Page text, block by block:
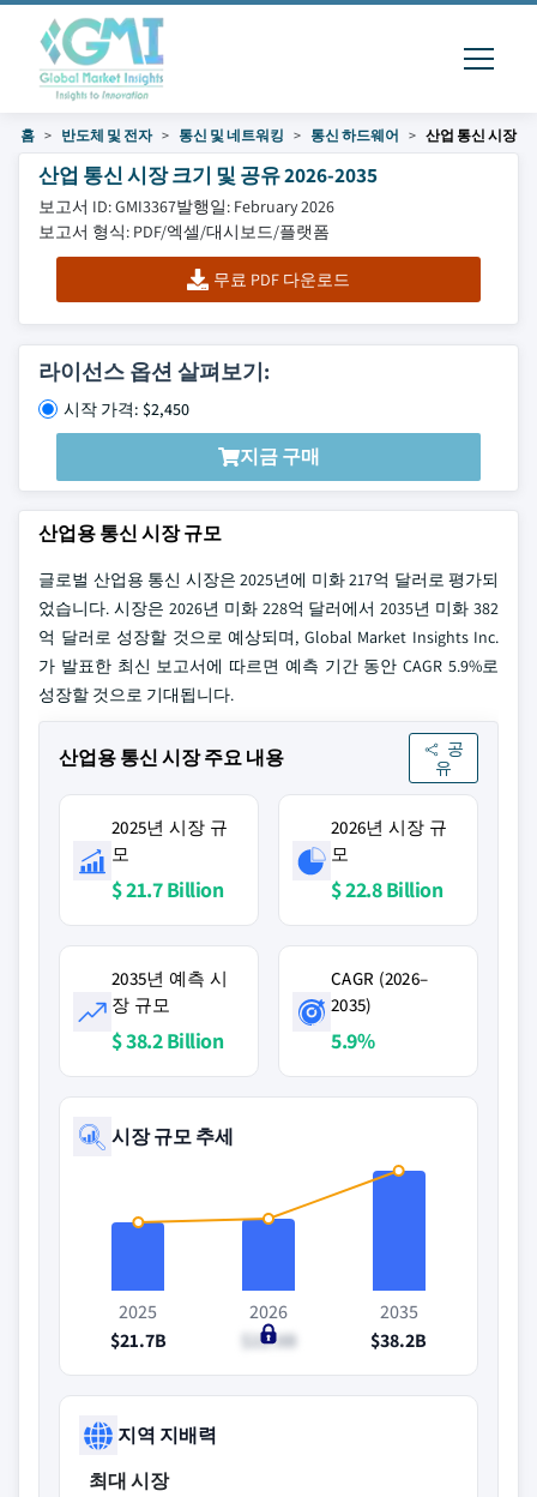
홈 반도체 및 전자 통신 및 네트워킹 통신 하드웨어 산업 통신 시장
산업 통신 시장 크기 및 공유 2026-2035
보고서 ID: GMI3367발행일: February 2026
보고서 형식: PDF/엑셀/대시보드/플랫폼
무료 PDF 다운로드
라이선스 옵션 살펴보기:
시작 가격: $2,450
지금 구매
산업용 통신 시장 규모
글로벌 산업용 통신 시장은 2025년에 미화 217억 달러로 평가되
었습니다. 시장은 2026년 미화 228억 달러에서 2035년 미화 382
억 달러로 성장할 것으로 예상되며, Global Market Insights Inc.
가 발표한 최신 보고서에 따르면 예측 기간 동안 CAGR 5.9%로
성장할 것으로 기대됩니다.
산업용 통신 시장 주요 내용
공
유
2025년 시장 규
모
$ 21.7 Billion
2026년 시장 규
모
$ 22.8 Billion
2035년 예측 시
장 규모
$ 38.2 Billion
CAGR (2026–
2035)
5.9%
시장 규모 추세
2025
$21.7B
2026
$22.8B
2035
$38.2B
지역 지배력
최대 시장